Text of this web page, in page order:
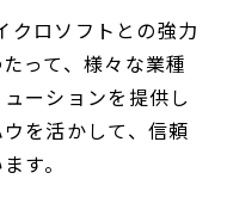
ウ
で
開
く
クロソフトとの強力
って、様々な業種
ーションを提供し
を活かして、信頼
す。